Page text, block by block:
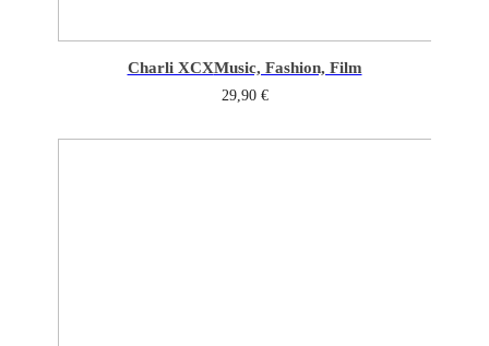
Charli XCXMusic, Fashion, Film
29,90 €